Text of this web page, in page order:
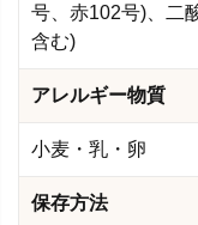
号、赤102号)、二
含む)
アレルギー物質
小麦・乳・卵
保存方法